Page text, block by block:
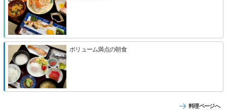
ボリューム満点の朝食
料理ページへ